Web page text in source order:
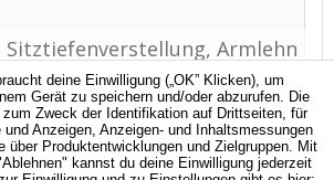
deine Einwilligung („OK” Klicken), um
Gerät zu speichern und/oder abzurufen. Die
zum Zweck der Identifikation auf Drittseiten, für
Anzeigen, Anzeigen- und Inhaltsmessungen
über Produktentwicklungen und Zielgruppen. Mit
kannst du deine Einwilligung jederzeit